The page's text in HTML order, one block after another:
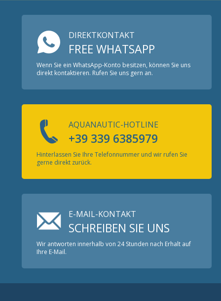
DIREKTKONTAKT
FREE WHATSAPP
Wenn Sie ein WhatsApp-Konto besitzen, können Sie uns
direkt kontaktieren. Rufen Sie uns gern an.
AQUANAUTIC-HOTLINE
+39 339 6385979
Hinterlassen Sie Ihre Telefonnummer und wir rufen Sie
gerne direkt zurück.
E-MAIL-KONTAKT
SCHREIBEN SIE UNS
Wir antworten innerhalb von 24 Stunden nach Erhalt auf
Ihre E-Mail.